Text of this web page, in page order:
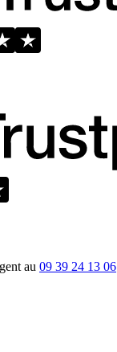
au 09 39 24 13 06